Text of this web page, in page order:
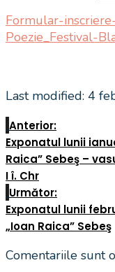
Formular-
Poezie_Festival-
Last modified: 4
Anterior:
Exponatul lunii
Raica” Sebeş –
I î. Chr
Următor:
Exponatul lunii
„Ioan Raica” Sebeş
Comentariile sunt